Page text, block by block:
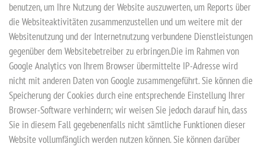
benutzen, um Ihre Nutzung der Website auszuwerten, um Reports über
die Websiteaktivitäten zusammenzustellen und um weitere mit der
Websitenutzung und der Internetnutzung verbundene Dienstleistungen
gegenüber dem Websitebetreiber zu erbringen.Die im Rahmen von
Google Analytics von Ihrem Browser übermittelte IP-Adresse wird
nicht mit anderen Daten von Google zusammengeführt. Sie können die
Speicherung der Cookies durch eine entsprechende Einstellung Ihrer
Browser-Software verhindern; wir weisen Sie jedoch darauf hin, dass
Sie in diesem Fall gegebenenfalls nicht sämtliche Funktionen dieser
Website vollumfänglich werden nutzen können. Sie können darüber